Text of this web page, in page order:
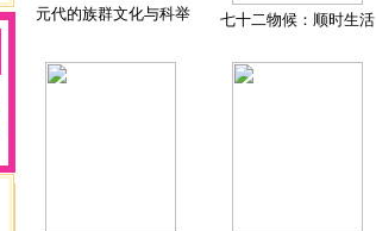
元代的族群文化与科举 七十二物候：顺时生活